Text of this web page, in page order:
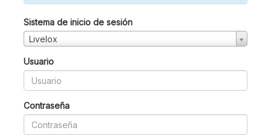
Sistema de inicio de sesión
Livelox
Usuario
Contraseña